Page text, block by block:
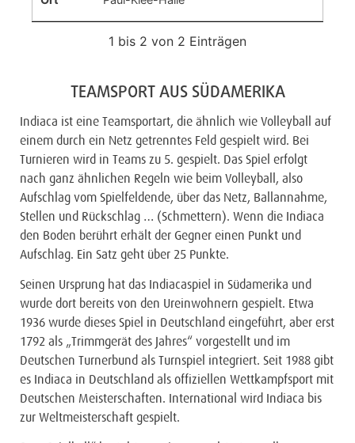
1 bis 2 von 2 Einträgen
TEAMSPORT AUS SÜDAMERIKA
Indiaca ist eine Teamsportart, die ähnlich wie Volleyball auf
einem durch ein Netz getrenntes Feld gespielt wird. Bei
Turnieren wird in Teams zu 5. gespielt. Das Spiel erfolgt
nach ganz ähnlichen Regeln wie beim Volleyball, also
Aufschlag vom Spielfeldende, über das Netz, Ballannahme,
Stellen und Rückschlag … (Schmettern). Wenn die Indiaca
den Boden berührt erhält der Gegner einen Punkt und
Aufschlag. Ein Satz geht über 25 Punkte.
Seinen Ursprung hat das Indiacaspiel in Südamerika und
wurde dort bereits von den Ureinwohnern gespielt. Etwa
1936 wurde dieses Spiel in Deutschland eingeführt, aber erst
1792 als „Trimmgerät des Jahres“ vorgestellt und im
Deutschen Turnerbund als Turnspiel integriert. Seit 1988 gibt
es Indiaca in Deutschland als offiziellen Wettkampfsport mit
Deutschen Meisterschaften. International wird Indiaca bis
zur Weltmeisterschaft gespielt.